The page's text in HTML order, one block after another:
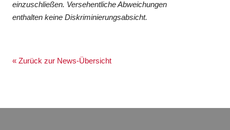
einzuschließen. Versehentliche Abweichungen
enthalten keine Diskriminierungsabsicht.
« Zurück zur News-Übersicht